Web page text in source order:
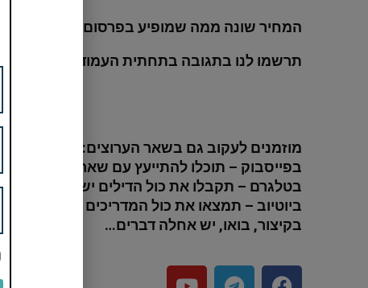
המחיר שונה ממה שמופיע בפרסום? הקופון לא
תרשמו לנו בתגובה בתחתית העמוד מה בדיוק
מוזמנים לעקוב גם בשאר הערוצים:
בפייסבוק – תוכלו להתייעץ עם שאר החברים
בטלגרם – תקבלו את כול הדילים ישירות לנייד
ביוטיוב – תמצאו את כול המדריכים וההסברים
בקיצור, בואו, יש אחלה דברים…